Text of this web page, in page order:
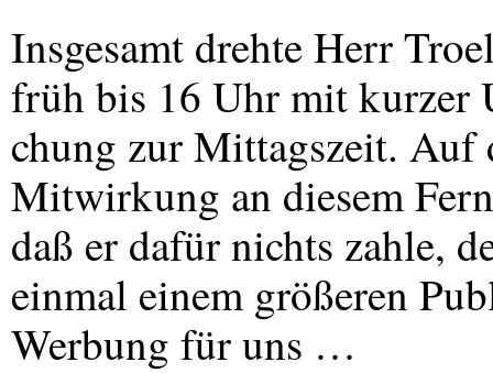
Insgesamt drehte Herr
früh bis 16 Uhr mit kurzer
chung zur Mittagszeit. Auf
Mitwirkung an diesem
daß er dafür nichts zahle,
einmal einem größeren
Werbung für uns …